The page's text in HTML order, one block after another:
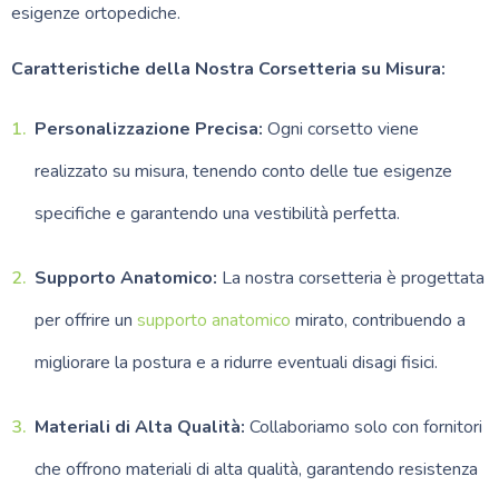
esigenze ortopediche.
Caratteristiche della Nostra Corsetteria su Misura:
Personalizzazione Precisa: Ogni corsetto viene
realizzato su misura, tenendo conto delle tue esigenze
specifiche e garantendo una vestibilità perfetta.
Supporto Anatomico: La nostra corsetteria è progettata
per offrire un supporto anatomico mirato, contribuendo a
migliorare la postura e a ridurre eventuali disagi fisici.
Materiali di Alta Qualità: Collaboriamo solo con fornitori
che offrono materiali di alta qualità, garantendo resistenza